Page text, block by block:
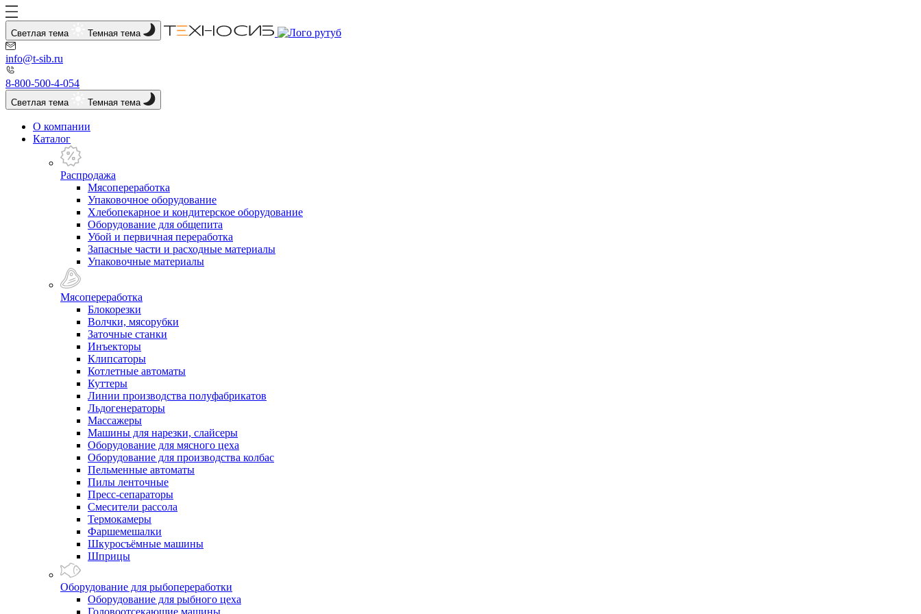
Светлая тема Темная тема
info@t-sib.ru
8-800-500-4-054
Светлая тема Темная тема
О компании
Каталог
Распродажа
Мясопереработка
Упаковочное оборудование
Хлебопекарное и кондитерское оборудование
Оборудование для общепита
Убой и первичная переработка
Запасные части и расходные материалы
Упаковочные материалы
Мясопереработка
Блокорезки
Волчки, мясорубки
Заточные станки
Инъекторы
Клипсаторы
Котлетные автоматы
Куттеры
Линии производства полуфабрикатов
Льдогенераторы
Массажеры
Машины для нарезки, слайсеры
Оборудование для мясного цеха
Оборудование для производства колбас
Пельменные автоматы
Пилы ленточные
Пресс-сепараторы
Смесители рассола
Термокамеры
Фаршемешалки
Шкуросъёмные машины
Шприцы
Оборудование для рыбопереработки
Оборудование для рыбного цеха
Головоотсекающие машины